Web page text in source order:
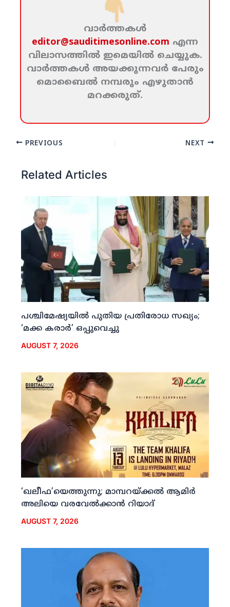
വാര്‍ത്തകള്‍
editor@sauditimesonline.com എന്ന
വിലാസത്തില്‍ ഇമെയില്‍ ചെയ്യുക.
വാര്‍ത്തകള്‍ അയക്കുന്നവര്‍ പേരും
മൊബൈല്‍ നമ്പരും എഴുതാന്‍
മറക്കരുത്‌.
PREVIOUS NEXT
Related Articles
പശ്ചിമേഷ്യയില്‍ പുതിയ പ്രതിരോധ സഖ്യം;
‘മക്ക കരാര്‍’ ഒപ്പുവെച്ചു
AUGUST 7, 2026
‘ഖലീഫ’യെത്തുന്നു; മാമ്പറയ്ക്കല്‍ ആമിര്‍
അലിയെ വരവേല്‍ക്കാന്‍ റിയാദ്
AUGUST 7, 2026